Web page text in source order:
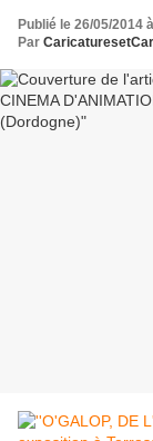
Publié le 26/05/2014
Par